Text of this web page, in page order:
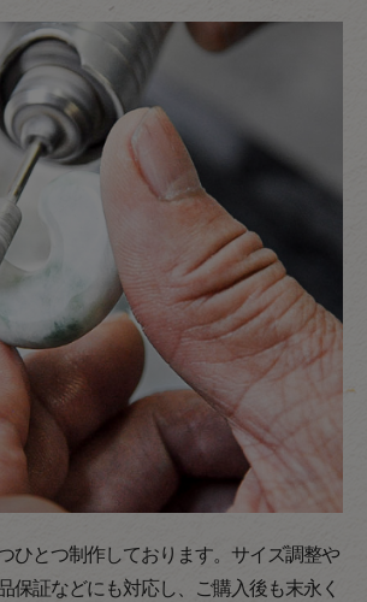
ひとつ制作しております。サイズ調整や
保証などにも対応し、ご購入後も末永く